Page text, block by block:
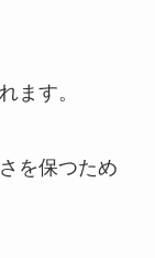
ます。
を保つため